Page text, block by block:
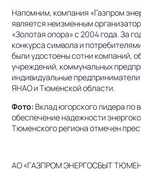
Напомним, компания «Газпром
является неизменным
«Золотая опора» с 2004 года. За
конкурса символа и
были удостоены сотни компаний,
учреждений, коммунальных
индивидуальные
ЯНАО и Тюменской области.
Фото: Вклад югорского лидера по
обеспечение надежности
Тюменского региона отмечен
АО «ГАЗПРОМ ЭНЕРГОСБЫТ